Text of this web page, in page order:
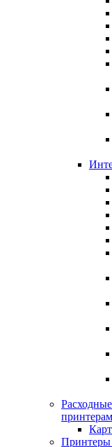
принтерам
Принтеры